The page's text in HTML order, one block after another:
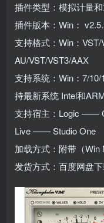
插件类型：模拟计量
插件版本：Win：
支持格式：Win：
AU/VST/VST3/AAX
支持系统：Win：7/
持最新系统 Intel和ARM
支持宿主：Logic ——
Live —— Studio One
加载方式：附带（
发货方式：百度网盘